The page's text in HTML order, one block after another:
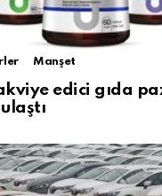
Manşet
edici gıda